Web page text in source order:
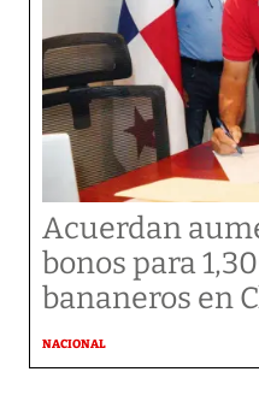
Acuerdan
bonos para
bananeros en
NACIONAL